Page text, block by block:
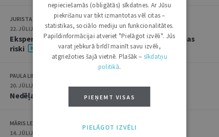
JURISTA VĀRDS
22. JŪLIJS 2026 • 14:00
Ekspertu saruna jūlijā: krimināltiesības un būvniecības
riski
PAULA LIPE
20. JŪLIJS 2026 • 16:05
Nedēļas notikumu apskats: 13.–17. jūlijs
MĀRIS LEJA
14. JŪLIJS 2026
nepieciešamās (obligātās) sīkdatnes. Ar Jūsu
piekrišanu var tikt izmantotas vēl citas –
statistikas, sociālo mediju un funkcionalitātes.
Papildinformācijai atveriet "Pielāgot izvēli". Jūs
varat jebkurā brīdī mainīt savu izvēli,
atgriežoties šajā vietnē. Plašāk – sīkdatņu
politikā.
PIEŅEMT VISAS
PIELĀGOT IZVĒLI